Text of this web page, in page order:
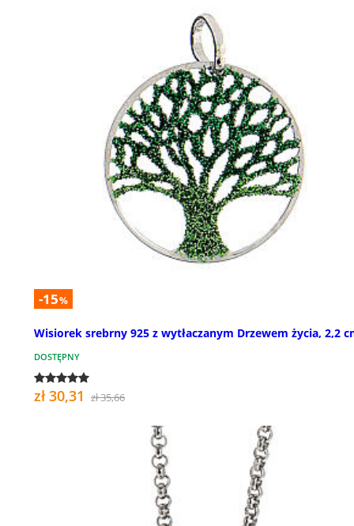
-15%
Wisiorek srebrny 925 z wytłaczanym Drzewem życia, 2,2
DOSTĘPNY
zł 30,31 zł 35,66